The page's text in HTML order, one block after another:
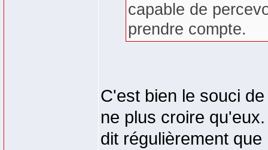
capable de
prendre compte.
C'est bien le souci
ne plus croire
dit régulièrement